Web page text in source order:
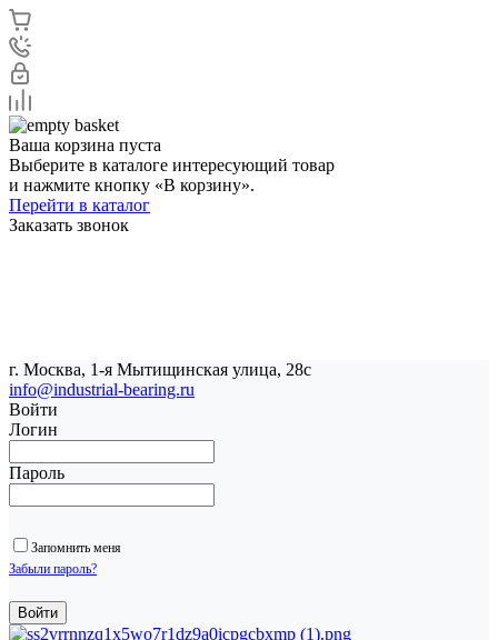
Ваша корзина пуста
Выберите в каталоге интересующий товар
и нажмите кнопку «В корзину».
Перейти в каталог
Заказать звонок
г. Москва, 1-я Мытищинская улица, 28с
info@industrial-bearing.ru
Войти
Логин
Пароль
Запомнить меня
Забыли пароль?